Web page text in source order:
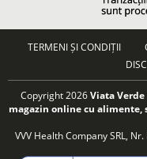
TERMENI ȘI CONDIȚII
Copyright 2026Viata
magazin online cu
VVV Health Company SRL,